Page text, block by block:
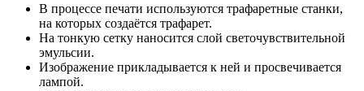
В процессе печати используются трафаретные станки,
на которых создаётся трафарет.
На тонкую сетку наносится слой светочувствительной
эмульсии.
Изображение прикладывается к ней и просвечивается
лампой.